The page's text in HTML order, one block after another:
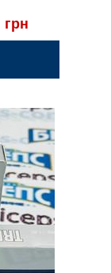
грн